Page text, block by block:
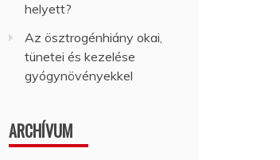
helyett?
Az ösztrogénhiány okai,
tünetei és kezelése
gyógynövényekkel
ARCHÍVUM